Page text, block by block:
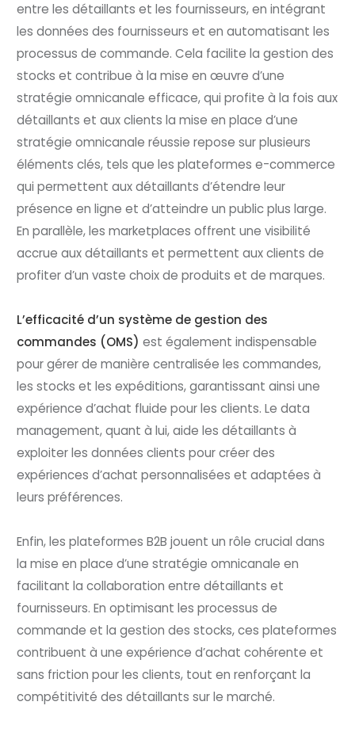
entre les détaillants et les fournisseurs, en intégrant
les données des fournisseurs et en automatisant les
processus de commande. Cela facilite la gestion des
stocks et contribue à la mise en œuvre d’une
stratégie omnicanale efficace, qui profite à la fois aux
détaillants et aux clients la mise en place d’une
stratégie omnicanale réussie repose sur plusieurs
éléments clés, tels que les plateformes e-commerce
qui permettent aux détaillants d’étendre leur
présence en ligne et d’atteindre un public plus large.
En parallèle, les marketplaces offrent une visibilité
accrue aux détaillants et permettent aux clients de
profiter d’un vaste choix de produits et de marques.
L’efficacité d’un système de gestion des
commandes (OMS)est également indispensable
pour gérer de manière centralisée les commandes,
les stocks et les expéditions, garantissant ainsi une
expérience d’achat fluide pour les clients. Le data
management, quant à lui, aide les détaillants à
exploiter les données clients pour créer des
expériences d’achat personnalisées et adaptées à
leurs préférences.
Enfin, les plateformes B2B jouent un rôle crucial dans
la mise en place d’une stratégie omnicanale en
facilitant la collaboration entre détaillants et
fournisseurs. En optimisant les processus de
commande et la gestion des stocks, ces plateformes
contribuent à une expérience d’achat cohérente et
sans friction pour les clients, tout en renforçant la
compétitivité des détaillants sur le marché.